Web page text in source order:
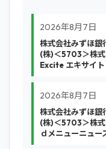
2026年8月7日
株式会社みずほ銀
(株)＜5703＞株
Excite エキサイ
2026年8月7日
株式会社みずほ銀
(株)＜5703＞株
ｄメニューニュー